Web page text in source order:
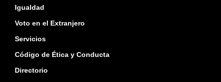
Igualdad
Voto en el Extranjero
Servicios
Código de Ética y Conducta
Directorio